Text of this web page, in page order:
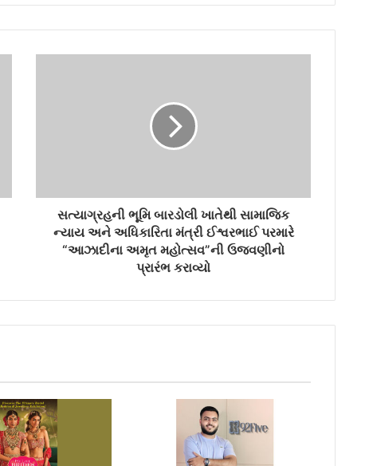
સત્યાગ્રહની ભૂમિ બારડોલી ખાતેથી સામાજિક
ન્યાય અને અધિકારિતા મંત્રી ઈશ્વરભાઈ પરમારે
“આઝાદીના અમૃત મહોત્સવ”ની ઉજવણીનો
પ્રારંભ કરાવ્યો